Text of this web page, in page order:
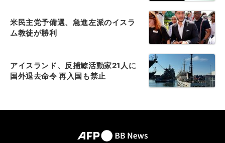
米民主党予備選、急進左派のイスラ
ム教徒が勝利
アイスランド、反捕鯨活動家21人に
国外退去命令 再入国も禁止